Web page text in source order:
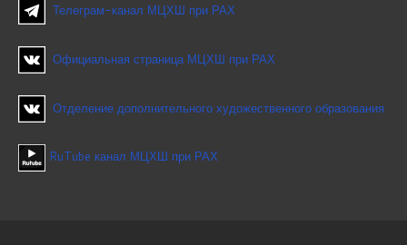
Телеграм-канал МЦХШ при РАХ
Официальная страница МЦХШ при РАХ
Отделение дополнительного художественного образования
RuTube канал МЦХШ при РАХ